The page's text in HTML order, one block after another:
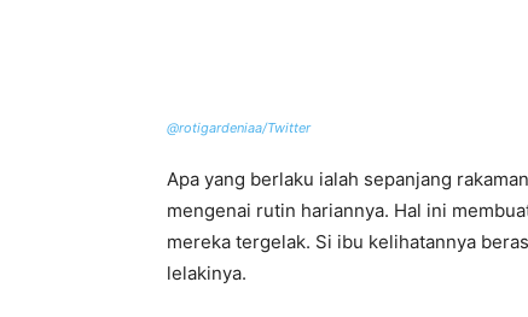
@rotigardeniaa/Twitter
Apa yang berlaku ialah sepanjang
mengenai rutin hariannya. Hal ini
mereka tergelak. Si ibu kelihatannya
lelakinya.